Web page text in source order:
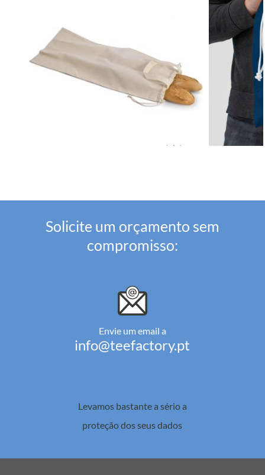
Solicite um orçamento sem
compromisso:
Envie um email a
info@teefactory.pt
Levamos bastante a sério a
proteção dos seus dados